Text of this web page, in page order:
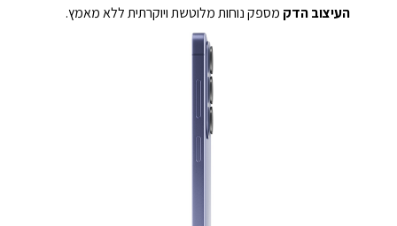
העיצוב הדק מספק נוחות מלוטשת ויוקרתית ללא מאמץ.